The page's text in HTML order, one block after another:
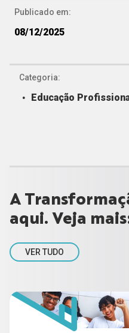
Publicado em:
08/12/2025
Categoria:
Educação
A
aqui. Veja
VER TUDO